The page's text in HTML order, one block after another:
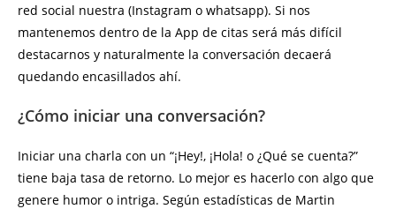
red social nuestra (Instagram o whatsapp). Si nos
mantenemos dentro de la App de citas será más difícil
destacarnos y naturalmente la conversación decaerá
quedando encasillados ahí.
¿Cómo iniciar una conversación?
Iniciar una charla con un “¡Hey!, ¡Hola! o ¿Qué se cuenta?”
tiene baja tasa de retorno. Lo mejor es hacerlo con algo que
genere humor o intriga. Según estadísticas de Martin